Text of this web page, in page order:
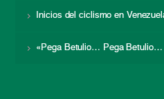
Inicios del ciclismo en
«Pega Betulio… Pega Betulio…